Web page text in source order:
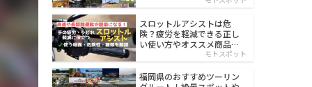
スロットルアシストは危
険？疲労を軽減できる正し
い使い方やオススメ商品を
モトスポット
福岡県のおすすめツーリン